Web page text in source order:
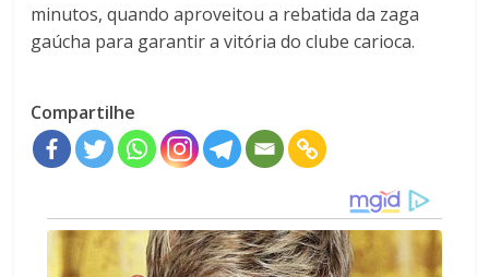
minutos, quando aproveitou a rebatida da zaga
gaúcha para garantir a vitória do clube carioca.
Compartilhe